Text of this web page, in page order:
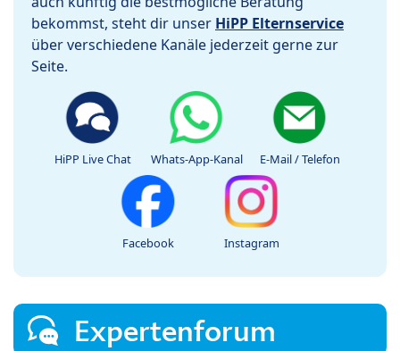
bekommst, steht dir unser HiPP Elternservice
über verschiedene Kanäle jederzeit gerne zur
Seite.
HiPP Live Chat Whats-App-Kanal E-Mail / Telefon
Facebook Instagram
Expertenforum